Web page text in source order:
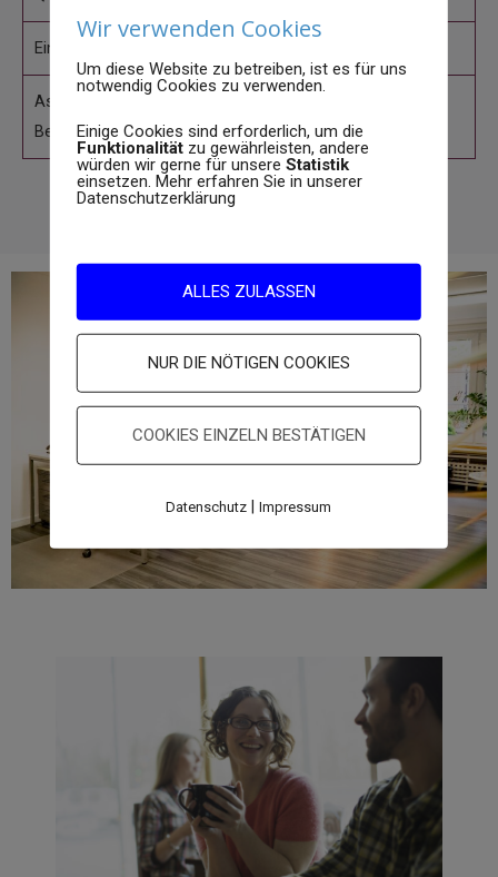
Einfache Assistenz (EA)
Assistenz in der Sozialpsychiatrie (ASP) und
Begegnungsstätte
Wir verwenden Cookies
Um diese Website zu betreiben, ist es für uns
notwendig Cookies zu verwenden.
Einige Cookies sind erforderlich, um die
Funktionalitätzu gewährleisten, andere
würden wir gerne für unsere Statistik
einsetzen. Mehr erfahren Sie in unserer
Datenschutzerklärung
ALLES ZULASSEN
NUR DIE NÖTIGEN COOKIES
COOKIES EINZELN BESTÄTIGEN
Datenschutz |Impressum